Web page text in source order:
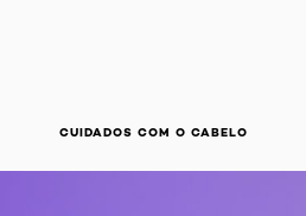
CUIDADOS COM O CABELO